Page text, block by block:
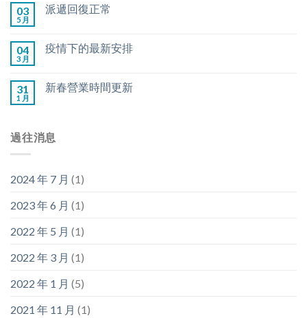
03
5 月
派遞回復正常
04
3 月
疫情下的最新安排
31
1 月
新春營業時間更新
過往消息
2024 年 7 月 (1)
2023 年 6 月 (1)
2022 年 5 月 (1)
2022 年 3 月 (1)
2022 年 1 月 (5)
2021 年 11 月 (1)